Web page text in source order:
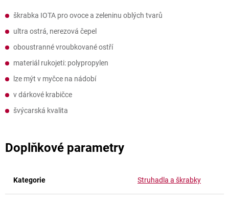
škrabka IOTA pro ovoce a zeleninu oblých tvarů
ultra ostrá, nerezová čepel
oboustranné vroubkované ostří
materiál rukojeti: polypropylen
lze mýt v myčce na nádobí
v dárkové krabičce
švýcarská kvalita
Doplňkové parametry
Kategorie Struhadla a škrabky